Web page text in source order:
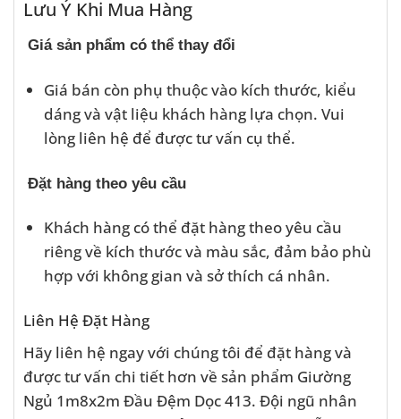
Lưu Ý Khi Mua Hàng
Giá sản phẩm có thể thay đổi
Giá bán còn phụ thuộc vào kích thước, kiểu
dáng và vật liệu khách hàng lựa chọn. Vui
lòng liên hệ để được tư vấn cụ thể.
Đặt hàng theo yêu cầu
Khách hàng có thể đặt hàng theo yêu cầu
riêng về kích thước và màu sắc, đảm bảo phù
hợp với không gian và sở thích cá nhân.
Liên Hệ Đặt Hàng
Hãy liên hệ ngay với chúng tôi để đặt hàng và
được tư vấn chi tiết hơn về sản phẩm Giường
Ngủ 1m8x2m Đầu Đệm Dọc 413. Đội ngũ nhân